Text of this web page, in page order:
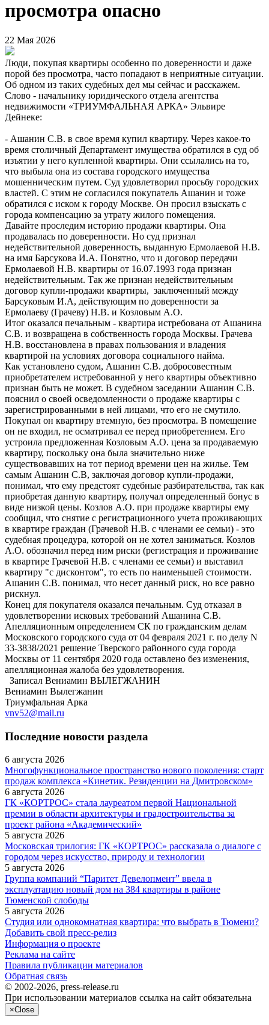
просмотра опасно
22 Мая 2026
Люди, покупая квартиры особенно по доверенности и даже
порой без просмотра, часто попадают в неприятные ситуации.
Об одном из таких судебных дел мы сейчас и расскажем.
Слово - начальнику юридического отдела агентства
недвижимости «ТРИУМФАЛЬНАЯ АРКА» Эльвире
Дейнеке:
- Ашанин С.В. в свое время купил квартиру. Через какое-то
время столичный Департамент имущества обратился в суд об
изъятии у него купленной квартиры. Они ссылались на то,
что выбыла она из состава городского имущества
мошенническим путем. Суд удовлетворил просьбу городских
властей. С этим не согласился покупатель Ашанин и тоже
обратился с иском к городу Москве. Он просил взыскать с
города компенсацию за утрату жилого помещения.
Давайте проследим историю продажи квартиры. Она
продавалась по доверенности. Но суд признал
недействительной доверенность, выданную Ермолаевой Н.В.
на имя Барсукова И.А. Понятно, что и договор передачи
Ермолаевой Н.В. квартиры от 16.07.1993 года признан
недействительным. Так же признан недействительным
договор купли-продажи квартиры, заключенный между
Барсуковым И.А, действующим по доверенности за
Ермолаеву (Грачеву) Н.В. и Козловым А.О.
Итог оказался печальным - квартира истребована от Ашанина
С.В. и возвращена в собственность города Москвы. Грачева
Н.В. восстановлена в правах пользования и владения
квартирой на условиях договора социального найма.
Как установлено судом, Ашанин С.В. добросовестным
приобретателем истребованной у него квартиры объективно
признан быть не может. В судебном заседании Ашанин С.В.
пояснил о своей осведомленности о продаже квартиры с
зарегистрированными в ней лицами, что его не смутило.
Покупал он квартиру втемную, без просмотра. В помещение
он не входил, не осматривал ее перед приобретением. Его
устроила предложенная Козловым А.О. цена за продаваемую
квартиру, поскольку она была значительно ниже
существовавших на тот период времени цен на жилье. Тем
самым Ашанин С.В, заключая договор купли-продажи,
понимал, что ему предстоят судебные разбирательства, так как
приобретая данную квартиру, получал определенный бонус в
виде низкой цены. Козлов А.О. при продаже квартиры ему
сообщил, что снятие с регистрационного учета проживающих
в квартире граждан (Грачевой Н.В. с членами ее семьи) - это
судебная процедура, которой он не хотел заниматься. Козлов
А.О. обозначил перед ним риски (регистрация и проживание
в квартире Грачевой Н.В. с членами ее семьи) и выставил
квартиру "с дисконтом", то есть по наименьшей стоимости.
Ашанин С.В. понимал, что несет данный риск, но все равно
рискнул.
Конец для покупателя оказался печальным. Суд отказал в
удовлетворении исковых требований Ашанина С.В.
Апелляционным определением СК по гражданским делам
Московского городского суда от 04 февраля 2021 г. по делу N
33-3838/2021 решение Тверского районного суда города
Москвы от 11 сентября 2020 года оставлено без изменения,
апелляционная жалоба без удовлетворения.
Записал Вениамин ВЫЛЕГЖАНИН
Вениамин Вылегжанин
Триумфальная Арка
vnv52@mail.ru
Последние новости раздела
6 августа 2026
Многофункциональное пространство нового поколения: старт
продаж комплекса «Кинетик. Резиденции на Дмитровском»
6 августа 2026
ГК «КОРТРОС» стала лауреатом первой Национальной
премии в области архитектуры и градостроительства за
проект района «Академический»
5 августа 2026
Московская трилогия: ГК «КОРТРОС» рассказала о диалоге с
городом через искусство, природу и технологии
5 августа 2026
Группа компаний “Паритет Девелопмент” ввела в
эксплуатацию новый дом на 384 квартиры в районе
Тюменской слободы
5 августа 2026
Студия или однокомнатная квартира: что выбрать в Тюмени?
Добавить свой пресс-релиз
Информация о проекте
Реклама на сайте
Правила публикации материалов
Обратная связь
© 2002-2026, press-release.ru
При использовании материалов ссылка на сайт обязательна
×Close